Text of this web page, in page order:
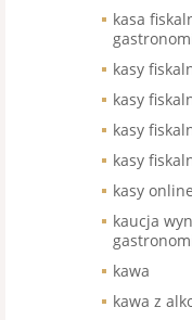
kasa
kasy
kasy
kasy
kasy
kasy
kaucja
kawa
kawa z